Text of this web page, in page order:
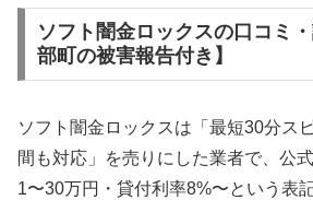
ソフト闇金ロックスの口コミ
部町の被害報告付き】
ソフト闇金ロックスは「最短30分ス
間も対応」を売りにした業者で、公
1〜30万円・貸付利率8%〜という表